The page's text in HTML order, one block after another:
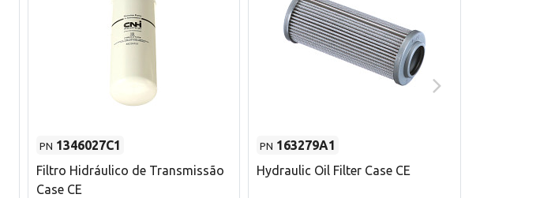
PN 1346027C1
Filtro Hidráulico de Transmissão
Case CE
PN 163279A1
Hydraulic Oil Filter Case CE